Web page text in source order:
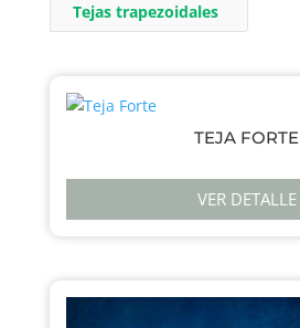
Tejas trapezoidales
TEJA FORTE
VER DETALLE